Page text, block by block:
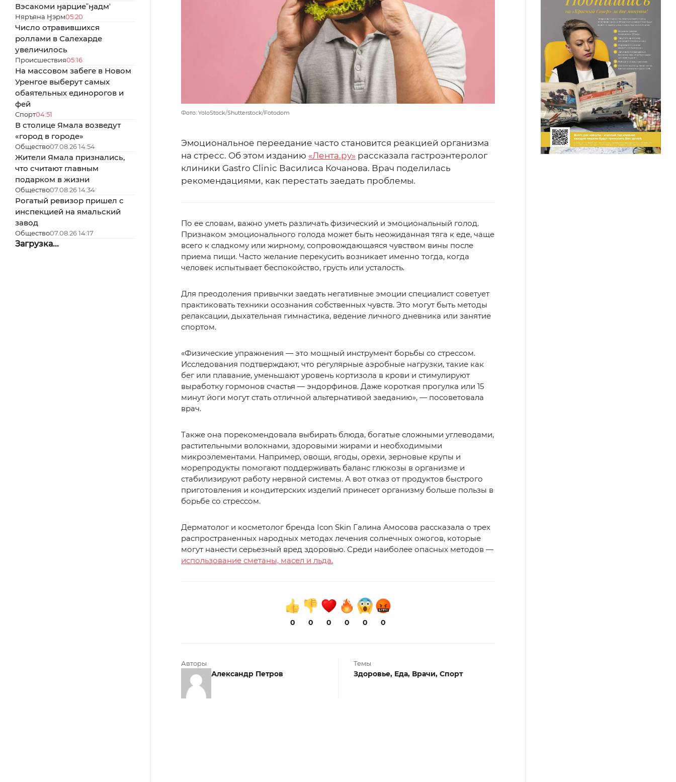
Вэсакоми ӈарциеˮӈадмʼ
Няръяна Ӈэрм05:20
Число отравившихся
роллами в Салехарде
увеличилось
Происшествия05:16
На массовом забеге в Новом
Уренгое выберут самых
обаятельных единорогов и
фей
Спорт04:51
В столице Ямала возведут
«город в городе»
Общество07.08.26 14:54
Жители Ямала признались,
что считают главным
подарком в жизни
Общество07.08.26 14:34
Рогатый ревизор пришел с
инспекцией на ямальский
завод
Общество07.08.26 14:17
Загрузка...
Фото: YoloStock/Shutterstock/Fotodom
Эмоциональное переедание часто становится реакцией организма
на стресс. Об этом изданию «Лента.ру» рассказала гастроэнтеролог
клиники Gastro Clinic Василиса Кочанова. Врач поделилась
рекомендациями, как перестать заедать проблемы.
По ее словам, важно уметь различать физический и эмоциональный голод.
Признаком эмоционального голода может быть неожиданная тяга к еде, чаще
всего к сладкому или жирному, сопровождающаяся чувством вины после
приема пищи. Часто желание перекусить возникает именно тогда, когда
человек испытывает беспокойство, грусть или усталость.
Для преодоления привычки заедать негативные эмоции специалист советует
практиковать техники осознания собственных чувств. Это могут быть методы
релаксации, дыхательная гимнастика, ведение личного дневника или занятие
спортом.
«Физические упражнения — это мощный инструмент борьбы со стрессом.
Исследования подтверждают, что регулярные аэробные нагрузки, такие как
бег или плавание, уменьшают уровень кортизола в крови и стимулируют
выработку гормонов счастья — эндорфинов. Даже короткая прогулка или 15
минут йоги могут стать отличной альтернативой заеданию», — посоветовала
врач.
Также она порекомендовала выбирать блюда, богатые сложными углеводами,
растительными волокнами, здоровыми жирами и необходимыми
микроэлементами. Например, овощи, ягоды, орехи, зерновые крупы и
морепродукты помогают поддерживать баланс глюкозы в организме и
стабилизируют работу нервной системы. А вот отказ от продуктов быстрого
приготовления и кондитерских изделий принесет организму больше пользы в
борьбе со стрессом.
Дерматолог и косметолог бренда Icon Skin Галина Амосова рассказала о трех
распространенных народных методах лечения солнечных ожогов, которые
могут нанести серьезный вред здоровью. Среди наиболее опасных методов —
использование сметаны, масел и льда.
0 0 0 0 0 0
Авторы
Александр Петров
Темы
Здоровье, Еда, Врачи, Спорт